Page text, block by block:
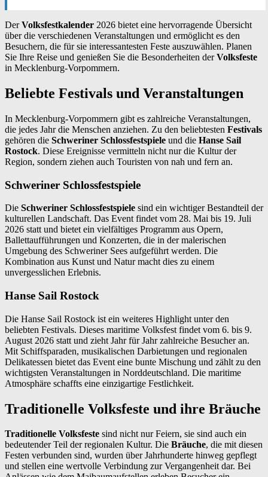
DerVolksfestkalender 2026 bietet eine hervorragende Übersicht
über die verschiedenen Veranstaltungen und ermöglicht es den
Besuchern, die für sie interessantesten Feste auszuwählen. Planen
Sie Ihre Reise und genießen Sie die Besonderheiten derVolksfeste
in Mecklenburg-Vorpommern.
Beliebte Festivals und Veranstaltungen
In Mecklenburg-Vorpommern gibt es zahlreiche Veranstaltungen,
die jedes Jahr die Menschen anziehen. Zu den beliebtesten Festivals
gehören die Schweriner Schlossfestspiele und die Hanse Sail
Rostock. Diese Ereignisse vermitteln nicht nur die Kultur der
Region, sondern ziehen auch Touristen von nah und fern an.
Schweriner Schlossfestspiele
Die Schweriner Schlossfestspiele sind ein wichtiger Bestandteil der
kulturellen Landschaft. Das Event findet vom 28. Mai bis 19. Juli
2026 statt und bietet ein vielfältiges Programm aus Opern,
Ballettaufführungen und Konzerten, die in der malerischen
Umgebung des Schweriner Sees aufgeführt werden. Die
Kombination aus Kunst und Natur macht dies zu einem
unvergesslichen Erlebnis.
Hanse Sail Rostock
Die Hanse Sail Rostock ist ein weiteres Highlight unter den
beliebten Festivals. Dieses maritime Volksfest findet vom 6. bis 9.
August 2026 statt und zieht Jahr für Jahr zahlreiche Besucher an.
Mit Schiffsparaden, musikalischen Darbietungen und regionalen
Delikatessen bietet das Event eine bunte Mischung und zählt zu den
wichtigsten Veranstaltungen in Norddeutschland. Die maritime
Atmosphäre schaffts eine einzigartige Festlichkeit.
Traditionelle Volksfeste und ihre Bräuche
Traditionelle Volksfeste sind nicht nur Feiern, sie sind auch ein
bedeutender Teil der regionalen Kultur. Die Bräuche, die mit diesen
Festen verbunden sind, wurden über Jahrhunderte hinweg gepflegt
und stellen eine wertvolle Verbindung zur Vergangenheit dar. Bei